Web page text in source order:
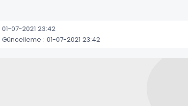
01-07-2021 23:42
Güncelleme : 01-07-2021 23:42